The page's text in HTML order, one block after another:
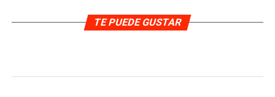
TE PUEDE GUSTAR